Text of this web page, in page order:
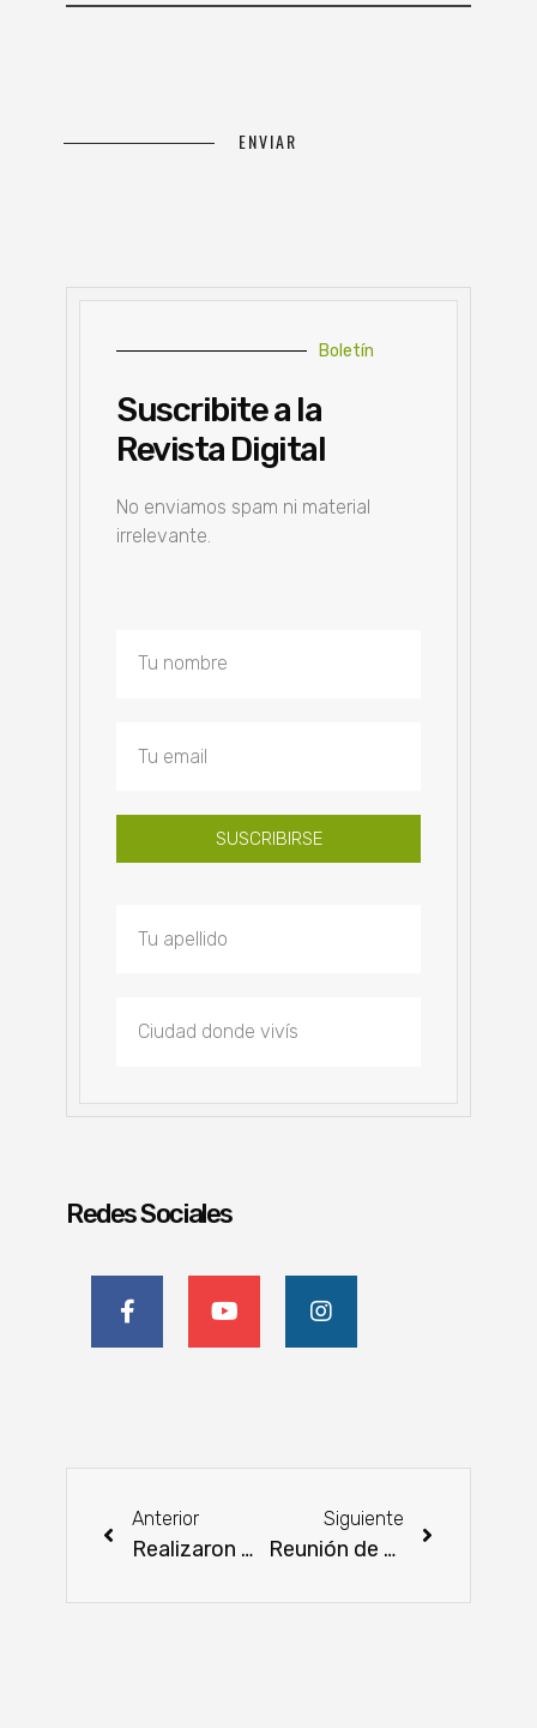
Boletín
Suscribite a la
Revista Digital
No enviamos spam ni material
irrelevante.
SUSCRIBIRSE
Redes Sociales
Anterior
Realizaron monitoreo ecológico para la preservación del río Jejuí
Siguiente
Reunión de planificación con proveedoras del programa Hambre Cero